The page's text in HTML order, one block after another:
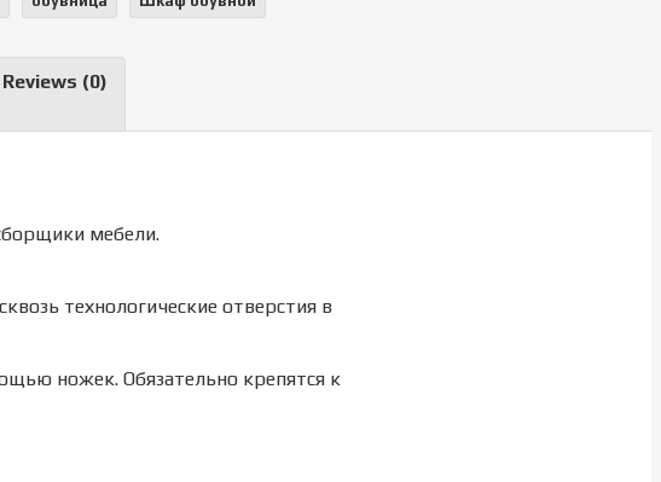
Reviews (0)
мебели.
технологические отверстия в
ножек. Обязательно крепятся к